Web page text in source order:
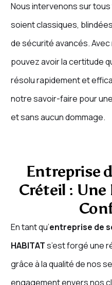
Nous intervenons sur
soient classiques,
de sécurité avancés.
pouvez avoir la certitude
résolu rapidement et
notre savoir-faire pour
et sans aucun dommage.
Entreprise
Créteil :
En tant qu’entreprise de
HABITATs’est forgé une
grâce à la qualité de nos
engagement envers nos